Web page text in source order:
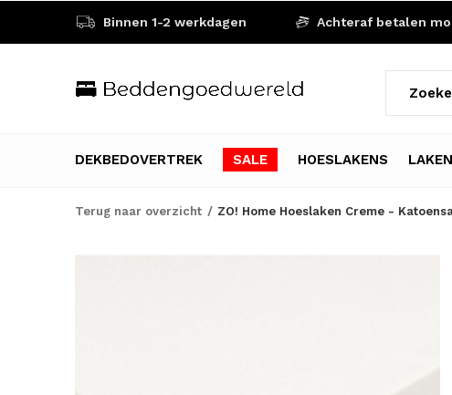
DEKBEDOVERTREK SALE HOESLAKENS
Binnen 1-2 werkdagen Achteraf betalen
Terug naar overzicht ZO! Home Hoeslaken Creme -